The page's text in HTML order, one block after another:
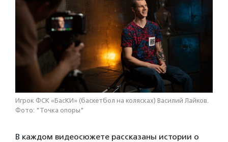
Игрок ФСК «БасКИ» (баскетбол на колясках) Василий Лайков.
Фото: "Точка опоры"
В каждом видеосюжете рассказаны истории о